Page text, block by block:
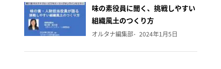
味の素役員に聞く、挑戦しやすい
組織風土のつくり方
オルタナ編集部 2024年1月5日